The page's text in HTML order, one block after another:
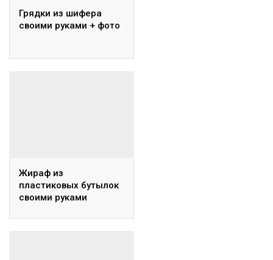
Грядки из шифера
своими руками + фото
Жираф из
пластиковых бутылок
своими руками